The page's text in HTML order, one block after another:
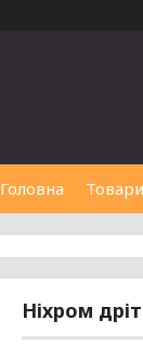
Головна
Ніхром